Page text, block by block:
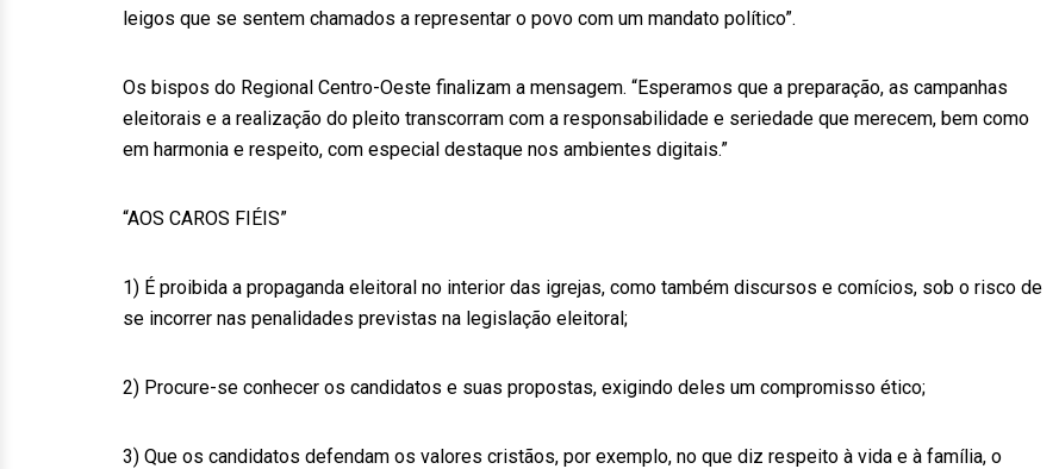
leigos que se sentem chamados a representar o povo com um mandato político”.
Os bispos do Regional Centro-Oeste finalizam a mensagem. “Esperamos que a preparação, as campanhas
eleitorais e a realização do pleito transcorram com a responsabilidade e seriedade que merecem, bem como
em harmonia e respeito, com especial destaque nos ambientes digitais.”
“AOS CAROS FIÉIS”
1) É proibida a propaganda eleitoral no interior das igrejas, como também discursos e comícios, sob o risco de
se incorrer nas penalidades previstas na legislação eleitoral;
2) Procure-se conhecer os candidatos e suas propostas, exigindo deles um compromisso ético;
3) Que os candidatos defendam os valores cristãos, por exemplo, no que diz respeito à vida e à família, o